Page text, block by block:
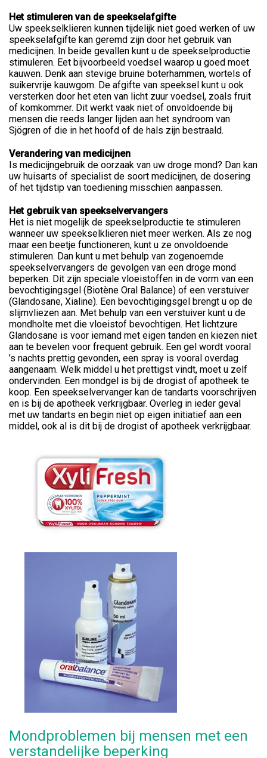
Het stimuleren van de speekselafgifte
Uw speekselklieren kunnen tijdelijk niet goed werken of uw
speekselafgifte kan geremd zijn door het gebruik van
medicijnen. In beide gevallen kunt u de speekselproductie
stimuleren. Eet bijvoorbeeld voedsel waarop u goed moet
kauwen. Denk aan stevige bruine boterhammen, wortels of
suikervrije kauwgom. De afgifte van speeksel kunt u ook
versterken door het eten van licht zuur voedsel, zoals fruit
of komkommer. Dit werkt vaak niet of onvoldoende bij
mensen die reeds langer lijden aan het syndroom van
Sjögren of die in het hoofd of de hals zijn bestraald.
Verandering van medicijnen
Is medicijngebruik de oorzaak van uw droge mond? Dan kan
uw huisarts of specialist de soort medicijnen, de dosering
of het tijdstip van toediening misschien aanpassen.
Het gebruik van speekselvervangers
Het is niet mogelijk de speekselproductie te stimuleren
wanneer uw speekselklieren niet meer werken. Als ze nog
maar een beetje functioneren, kunt u ze onvoldoende
stimuleren. Dan kunt u met behulp van zogenoemde
speekselvervangers de gevolgen van een droge mond
beperken. Dit zijn speciale vloeistoffen in de vorm van een
bevochtigingsgel (Biotène Oral Balance) of een verstuiver
(Glandosane, Xialine). Een bevochtigingsgel brengt u op de
slijmvliezen aan. Met behulp van een verstuiver kunt u de
mondholte met die vloeistof bevochtigen. Het lichtzure
Glandosane is voor iemand met eigen tanden en kiezen niet
aan te bevelen voor frequent gebruik. Een gel wordt vooral
’s nachts prettig gevonden, een spray is vooral overdag
aangenaam. Welk middel u het prettigst vindt, moet u zelf
ondervinden. Een mondgel is bij de drogist of apotheek te
koop. Een speekselvervanger kan de tandarts voorschrijven
en is bij de apotheek verkrijgbaar. Overleg in ieder geval
met uw tandarts en begin niet op eigen initiatief aan een
middel, ook al is dit bij de drogist of apotheek verkrijgbaar.
Mondproblemen bij mensen met een
verstandelijke beperking